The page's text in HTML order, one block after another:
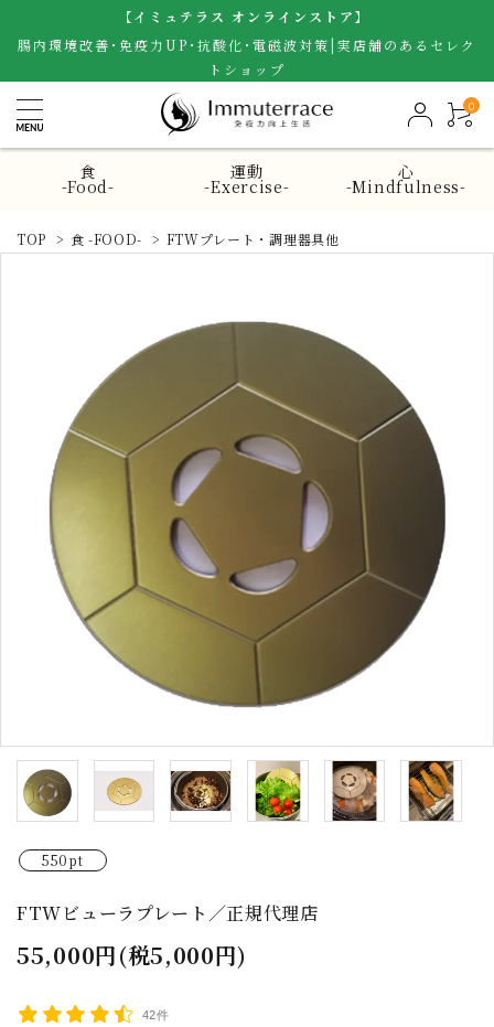
【イミュテラス オンラインストア】
腸内環境改善･免疫力UP･抗酸化･電磁波対策|実店舗のあるセレク
トショップ
0
食
-Food-
運動
-Exercise-
心
-Mindfulness-
TOP > 食 -FOOD- > FTWプレート・調理器具他
550pt
FTWビューラプレート／正規代理店
55,000円(税5,000円)
42件